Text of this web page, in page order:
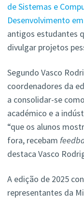
de Sistemas e
Desenvolvimento
antigos estudantes
divulgar projetos
Segundo Vasco
coordenadores da
a consolidar-se
académico e a
“que os alunos
fora, recebam
destaca Vasco
A edição de 2025
representantes da